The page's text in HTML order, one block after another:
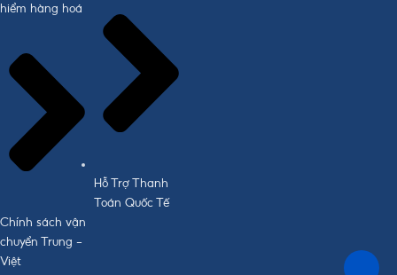
hiểm hàng hoá
Chính sách vận
chuyển Trung -
Việt
Hỗ Trợ Thanh
Toán Quốc Tế